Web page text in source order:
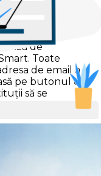
oficiala
de
Toate
de email a
pe butonul de
să se